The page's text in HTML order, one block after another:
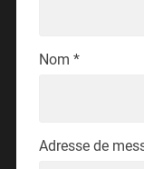
Nom *
Adresse de